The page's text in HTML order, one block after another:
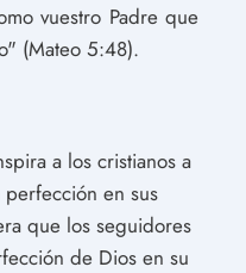
vuestro Padre que
(Mateo 5:48).
a los cristianos a
en sus
que los seguidores
de Dios en su